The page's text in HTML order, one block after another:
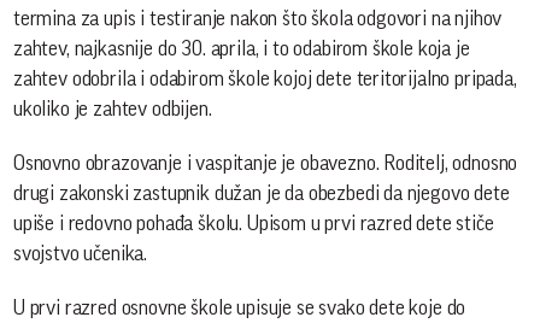
termina za upis i testiranje nakon što škola odgovori na njihov
zahtev, najkasnije do 30. aprila, i to odabirom škole koja je
zahtev odobrila i odabirom škole kojoj dete teritorijalno pripada,
ukoliko je zahtev odbijen.
Osnovno obrazovanje i vaspitanje je obavezno. Roditelj, odnosno
drugi zakonski zastupnik dužan je da obezbedi da njegovo dete
upiše i redovno pohađa školu. Upisom u prvi razred dete stiče
svojstvo učenika.
U prvi razred osnovne škole upisuje se svako dete koje do